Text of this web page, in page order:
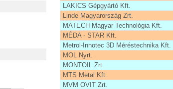
LAKICS Gépgyártó Kft.
Linde Magyarország Zrt.
MATECH Magyar Technológia Kft.
MÉDA - STAR Kft.
Metrol-Innotec 3D Méréstechnika Kft.
MOL Nyrt.
MONTOIL Zrt.
MTS Metal Kft.
MVM OVIT Zrt.